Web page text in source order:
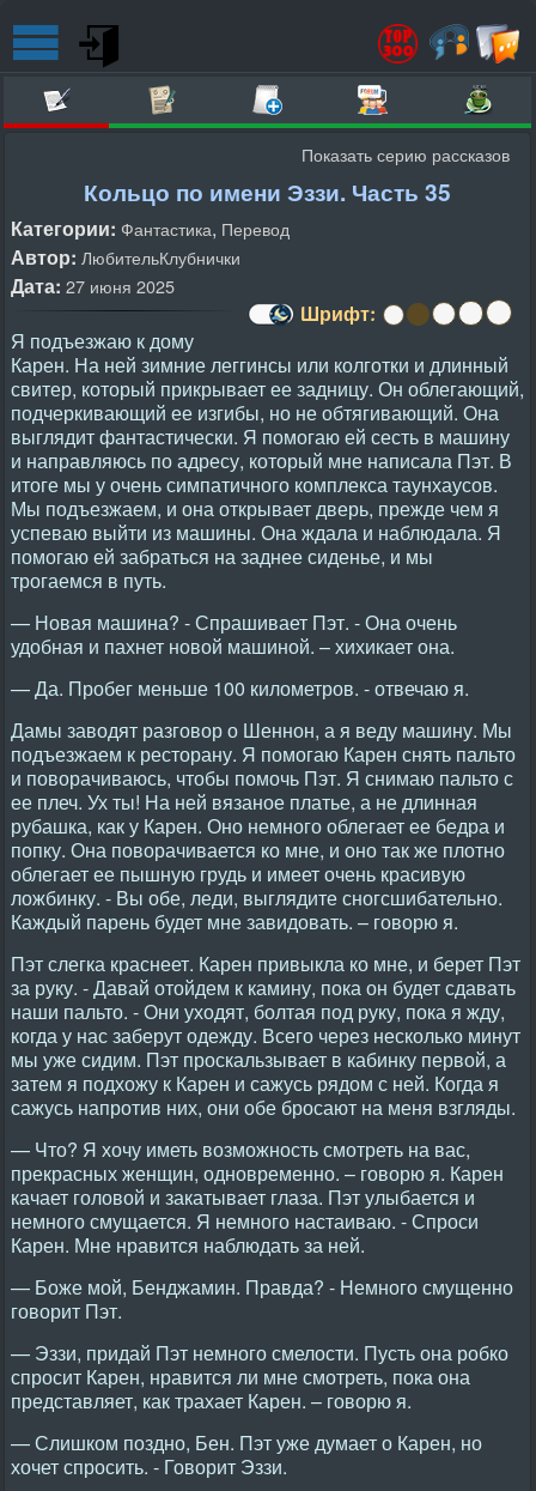
Показать серию рассказов
Кольцо по имени Эззи. Часть 35
Категории: Фантастика, Перевод
Автор: ЛюбительКлубнички
Дата: 27 июня 2025
Шрифт:
Я подъезжаю к дому
Карен. На ней зимние леггинсы или колготки и длинный
свитер, который прикрывает ее задницу. Он облегающий,
подчеркивающий ее изгибы, но не обтягивающий. Она
выглядит фантастически. Я помогаю ей сесть в машину
и направляюсь по адресу, который мне написала Пэт. В
итоге мы у очень симпатичного комплекса таунхаусов.
Мы подъезжаем, и она открывает дверь, прежде чем я
успеваю выйти из машины. Она ждала и наблюдала. Я
помогаю ей забраться на заднее сиденье, и мы
трогаемся в путь.
— Новая машина? - Спрашивает Пэт. - Она очень
удобная и пахнет новой машиной. – хихикает она.
— Да. Пробег меньше 100 километров. - отвечаю я.
Дамы заводят разговор о Шеннон, а я веду машину. Мы
подъезжаем к ресторану. Я помогаю Карен снять пальто
и поворачиваюсь, чтобы помочь Пэт. Я снимаю пальто с
ее плеч. Ух ты! На ней вязаное платье, а не длинная
рубашка, как у Карен. Оно немного облегает ее бедра и
попку. Она поворачивается ко мне, и оно так же плотно
облегает ее пышную грудь и имеет очень красивую
ложбинку. - Вы обе, леди, выглядите сногсшибательно.
Каждый парень будет мне завидовать. – говорю я.
Пэт слегка краснеет. Карен привыкла ко мне, и берет Пэт
за руку. - Давай отойдем к камину, пока он будет сдавать
наши пальто. - Они уходят, болтая под руку, пока я жду,
когда у нас заберут одежду. Всего через несколько минут
мы уже сидим. Пэт проскальзывает в кабинку первой, а
затем я подхожу к Карен и сажусь рядом с ней. Когда я
сажусь напротив них, они обе бросают на меня взгляды.
— Что? Я хочу иметь возможность смотреть на вас,
прекрасных женщин, одновременно. – говорю я. Карен
качает головой и закатывает глаза. Пэт улыбается и
немного смущается. Я немного настаиваю. - Спроси
Карен. Мне нравится наблюдать за ней.
— Боже мой, Бенджамин. Правда? - Немного смущенно
говорит Пэт.
— Эззи, придай Пэт немного смелости. Пусть она робко
спросит Карен, нравится ли мне смотреть, пока она
представляет, как трахает Карен. – говорю я.
— Слишком поздно, Бен. Пэт уже думает о Карен, но
хочет спросить. - Говорит Эззи.